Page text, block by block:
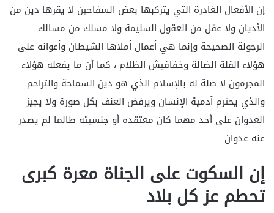
إن الأفعال الغادرة التي يتركبها بعض السفاحين لا يقرها دين من
الأديان ولا عقل من العقول السليمة ولا مسلك من مسالك
الرجولة الصحيحة وإنما هي أعمال أملاها الشيطان وأعوانه على
هؤلاء القلة الضالة وخفافيش الظلام ، كما أن ما يفعله هؤلاء
المجرمون لا صلة له بالإسلام الذي هو دين السماحة والتراحم
والذي يحترم آدمية الإنسان ويرفض العنف بكل صورة ولا يجيز
العدوان على أحد مهما كان معتقده أو جنسيته طالما لم يصدر
عنه عدوان
إن السكوت على الجناة معرة كبرى
تحطم عز كل بلاد